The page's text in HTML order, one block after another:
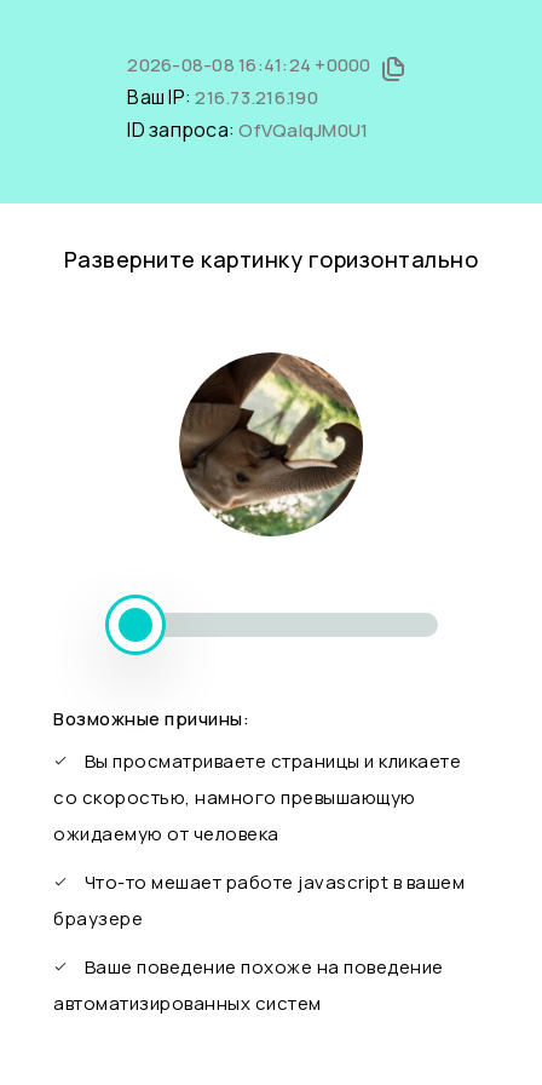
2026-08-08 16:41:24 +0000
Ваш IP:216.73.216.190
ID запроса:OfVQaIqJM0U1
Разверните картинку горизонтально
Возможные причины:
Вы просматриваете страницы и кликаете
со скоростью, намного превышающую
ожидаемую от человека
Что-то мешает работе javascript в вашем
браузере
Ваше поведение похоже на поведение
автоматизированных систем